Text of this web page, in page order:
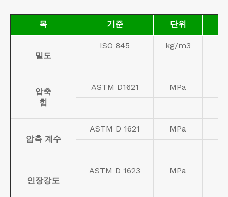
목 기준 단위
밀도
ISO 845 kg/m3
압축
힘
ASTM D1621 MPa
압축 계수
ASTM D 1621 MPa
인장강도
ASTM D 1623 MPa